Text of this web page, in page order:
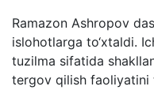
Ramazon Ashropov
islohotlarga to‘xtaldi.
tuzilma sifatida
tergov qilish faoliyatini